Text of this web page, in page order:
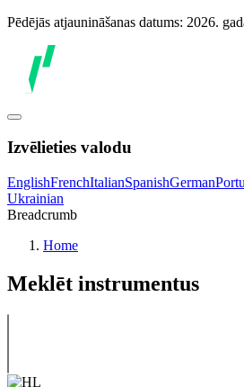
Pēdējās atjaunināšanas datums: 2026.
Izvēlieties valodu
EnglishFrenchItalianSpanishGerman
Ukrainian
Breadcrumb
Home
Meklēt instrumentus